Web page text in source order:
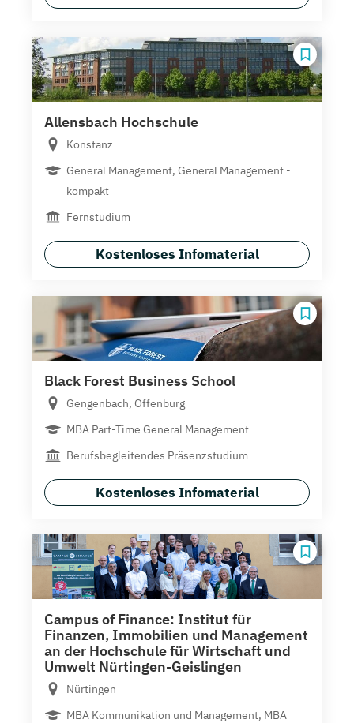
Allensbach Hochschule
Konstanz
General Management, General Management -
kompakt
Fernstudium
Kostenloses Infomaterial
Black Forest Business School
Gengenbach, Offenburg
MBA Part-Time General Management
Berufsbegleitendes Präsenzstudium
Kostenloses Infomaterial
Campus of Finance: Institut für
Finanzen, Immobilien und Management
an der Hochschule für Wirtschaft und
Umwelt Nürtingen-Geislingen
Nürtingen
MBA Kommunikation und Management, MBA